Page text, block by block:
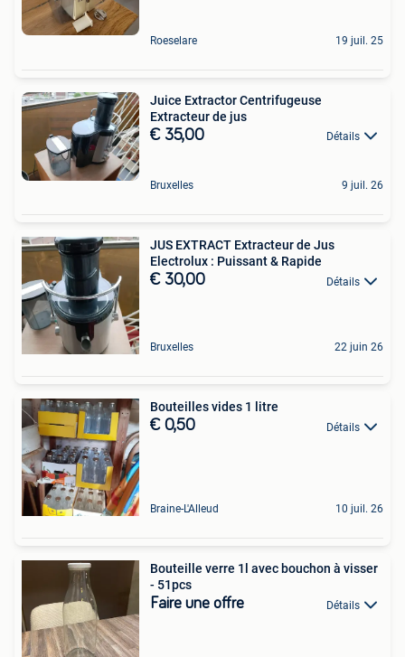
Roeselare 19 juil. 25
Juice Extractor Centrifugeuse
Extracteur de jus
€ 35,00 Détails
Bruxelles 9 juil. 26
JUS EXTRACT Extracteur de Jus
Electrolux : Puissant & Rapide
€ 30,00 Détails
Bruxelles 22 juin 26
Bouteilles vides 1 litre
€ 0,50 Détails
Braine-L'Alleud 10 juil. 26
Bouteille verre 1l avec bouchon à visser
- 51pcs
Faire une offre Détails